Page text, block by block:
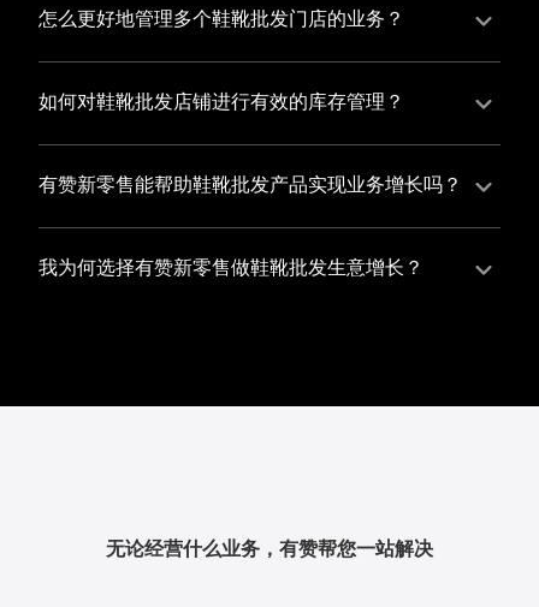
等，吸引更多客户到店消费。另外，通过有赞的微信公
以帮助您增加客流量，赢得客户的青睐
怎么更好地管理多个鞋靴批发门店的业务？
有赞新零售一站式解决方案，包括有赞微商城、有赞私
域运营以及有赞小程序商城，将助您轻松打通线上线下
让您的业务蓬勃发展，收获更多满意客户。
如何对鞋靴批发店铺进行有效的库存管理？
您可以使用有赞的门店管理系统，它可以帮助您实现门
店数据的集中管理，包括订单管理、员工管理、库存管
有赞新零售能帮助鞋靴批发产品实现业务增长吗？
有赞新零售作为业内领先的一站式解决方案，整合线上
线下渠道、提供多样化店铺搭建、会员营销和大数据分
我为何选择有赞新零售做鞋靴批发生意增长？
无论经营什么业务，有赞帮您一站解决